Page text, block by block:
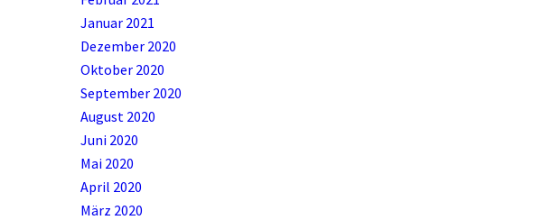
Januar 2021
Dezember 2020
Oktober 2020
September 2020
August 2020
Juni 2020
Mai 2020
April 2020
März 2020